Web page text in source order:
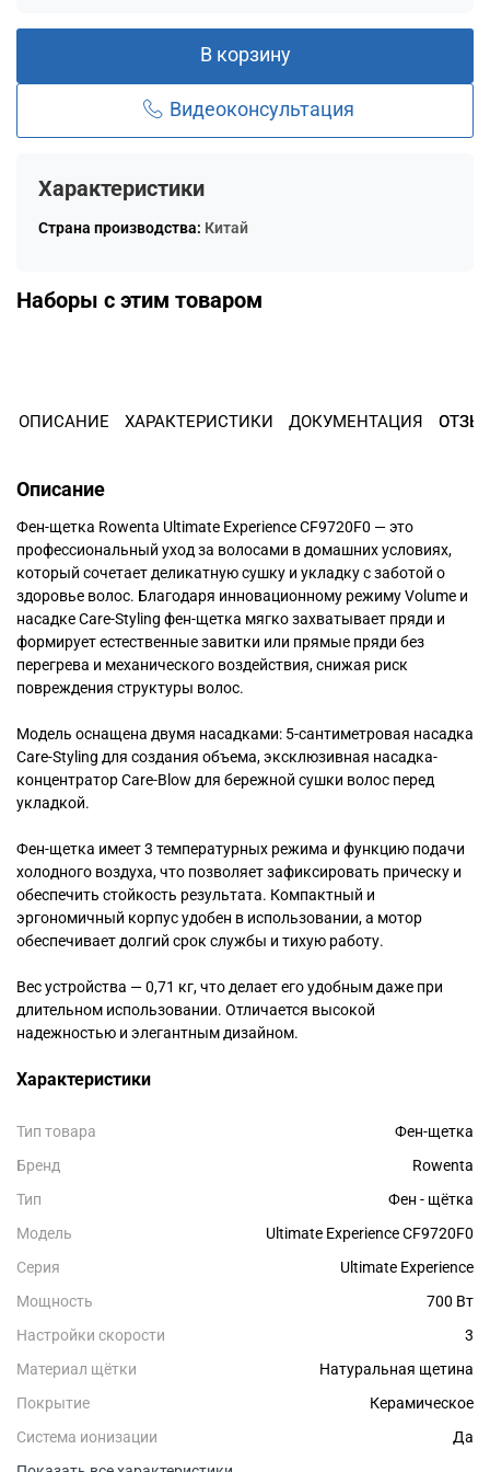
В корзину
Видеоконсультация
Характеристики
Страна производства: Китай
Наборы с этим товаром
ОПИСАНИЕ ХАРАКТЕРИСТИКИ ДОКУМЕНТАЦИЯ
Описание
Фен-щетка Rowenta Ultimate Experience CF9720F0 — это
профессиональный уход за волосами в домашних условиях,
который сочетает деликатную сушку и укладку с заботой о
здоровье волос. Благодаря инновационному режиму Volume и
насадке Care-Styling фен-щетка мягко захватывает пряди и
формирует естественные завитки или прямые пряди без
перегрева и механического воздействия, снижая риск
повреждения структуры волос.
Модель оснащена двумя насадками: 5-сантиметровая насадка
Care-Styling для создания объема, эксклюзивная насадка-
концентратор Care-Blow для бережной сушки волос перед
укладкой.
Фен-щетка имеет 3 температурных режима и функцию подачи
холодного воздуха, что позволяет зафиксировать прическу и
обеспечить стойкость результата. Компактный и
эргономичный корпус удобен в использовании, а мотор
обеспечивает долгий срок службы и тихую работу.
Вес устройства — 0,71 кг, что делает его удобным даже при
длительном использовании. Отличается высокой
надежностью и элегантным дизайном.
Характеристики
Тип товара
Фен-щетка
Бренд
Rowenta
Тип
Фен - щётка
Модель
Ultimate Experience CF9720F0
Серия
Ultimate Experience
Мощность
700 Вт
Настройки скорости
3
Материал щётки
Натуральная щетина
Покрытие
Керамическое
Система ионизации
Да
25
8 800 302-02-51
plait.ru